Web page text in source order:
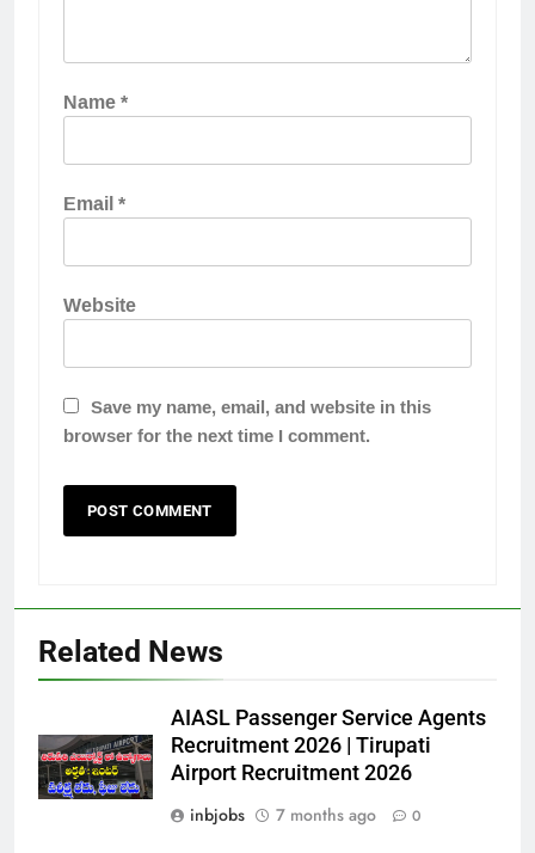
Name*
Email*
Website
Save my name, email, and website in this
browser for the next time I comment.
Related News
AIASL Passenger Service Agents
Recruitment 2026 | Tirupati
Airport Recruitment 2026
inbjobs
7 months ago 0